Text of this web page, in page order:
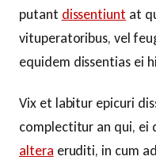
putant dissentiunt at
vituperatoribus, vel
equidem dissentias ei
Vix et labitur epicuri
complectitur an qui, ei
altera eruditi, in cum